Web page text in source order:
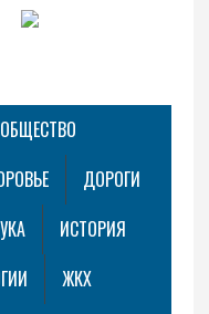
ОБЩЕСТВО
ДОРОГИ
ИСТОРИЯ
ЖКХ